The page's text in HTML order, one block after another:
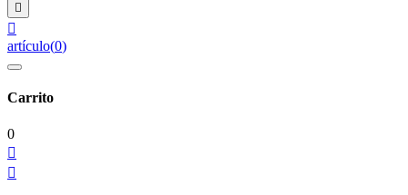


artículo(0)
Carrito
0

